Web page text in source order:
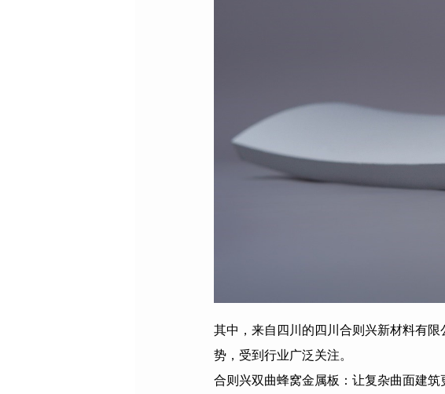
其中，来自四川的四川合则兴新材料有
势，受到行业广泛关注。
合则兴双曲蜂窝金属板：让复杂曲面建筑